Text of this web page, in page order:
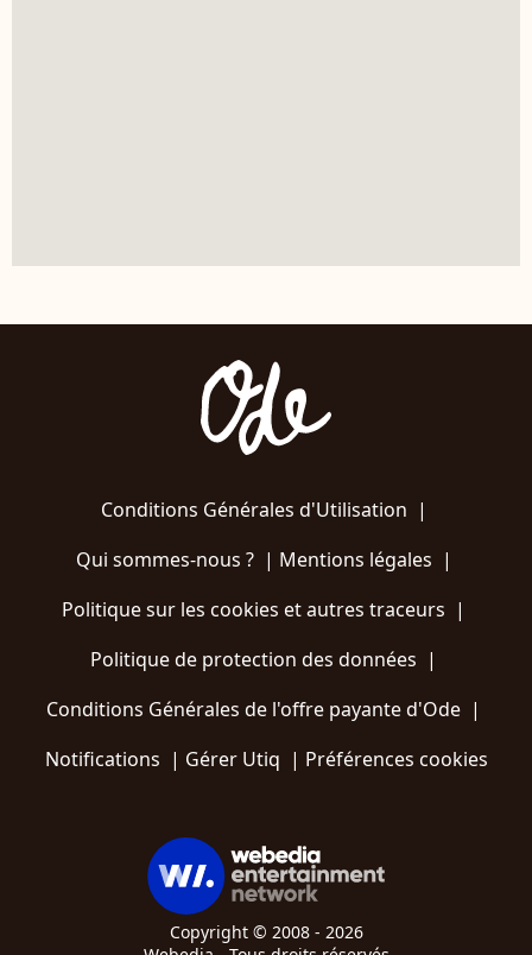
Conditions Générales d'Utilisation |
Qui sommes-nous ?| Mentions légales |
Politique sur les cookies et autres traceurs |
Politique de protection des données |
Conditions Générales de l'offre payante d'Ode |
Notifications | Gérer Utiq | Préférences cookies
Copyright © 2008 - 2026